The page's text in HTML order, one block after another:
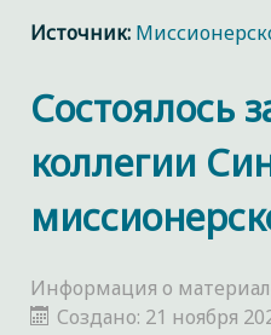
Источник:
Состоялось
коллегии
Информация о
Создано: 21 ноября